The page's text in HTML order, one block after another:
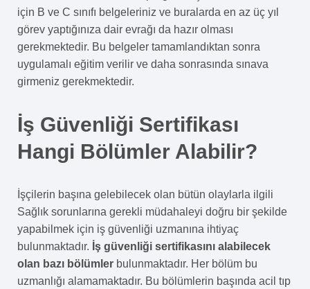
için B ve C sınıfı belgeleriniz ve buralarda en az üç yıl
görev yaptığınıza dair evrağı da hazır olması
gerekmektedir. Bu belgeler tamamlandıktan sonra
uygulamalı eğitim verilir ve daha sonrasında sınava
girmeniz gerekmektedir.
İş Güvenliği Sertifikası
Hangi Bölümler Alabilir?
İşçilerin başına gelebilecek olan bütün olaylarla ilgili
Sağlık sorunlarına gerekli müdahaleyi doğru bir şekilde
yapabilmek için iş güvenliği uzmanına ihtiyaç
bulunmaktadır. İş güvenliği sertifikasını alabilecek
olan bazı bölümler bulunmaktadır. Her bölüm bu
uzmanlığı alamamaktadır. Bu bölümlerin başında acil tıp